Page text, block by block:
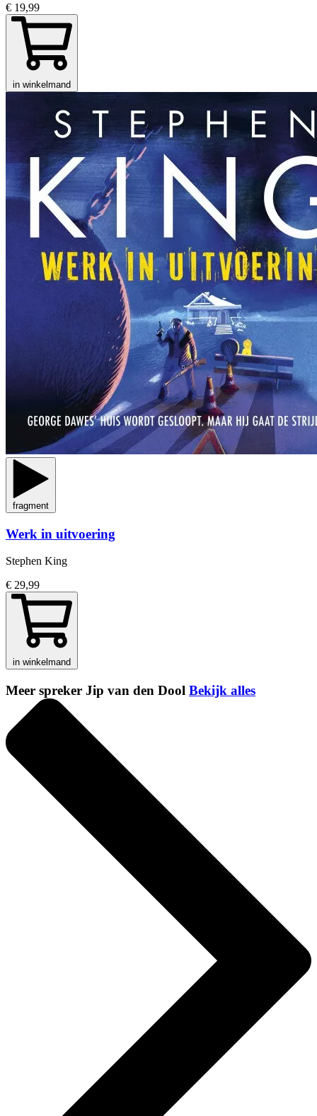
€ 19,99
in winkelmand
fragment
Werk in uitvoering
Stephen King
€ 29,99
in winkelmand
Meer spreker Jip van den Dool Bekijk alles